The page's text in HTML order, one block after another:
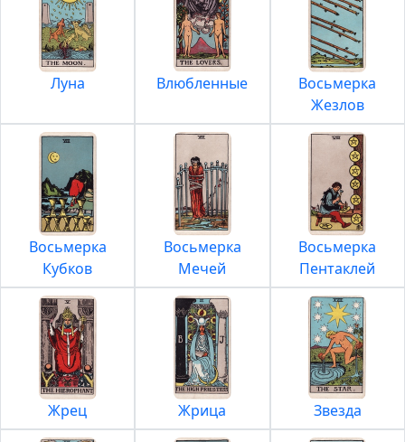
Луна Влюбленные
Восьмерка
Жезлов
Восьмерка
Кубков
Восьмерка
Мечей
Восьмерка
Пентаклей
Жрец Жрица Звезда